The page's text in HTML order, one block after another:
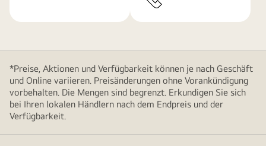
*Preise, Aktionen und Verfügbarkeit können je nach Geschäft
und Online variieren. Preisänderungen ohne Vorankündigung
vorbehalten. Die Mengen sind begrenzt. Erkundigen Sie sich
bei Ihren lokalen Händlern nach dem Endpreis und der
Verfügbarkeit.